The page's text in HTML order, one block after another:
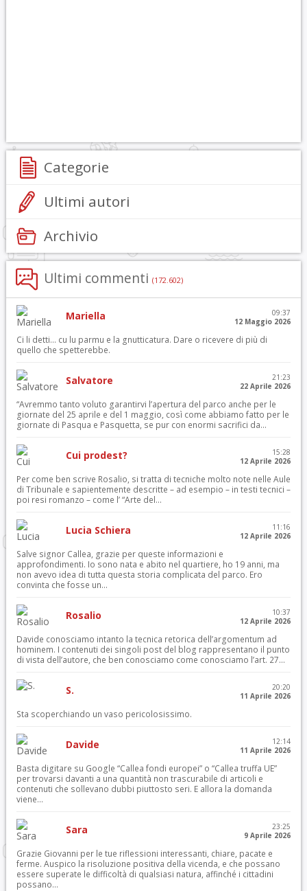
Categorie
Ultimi autori
Archivio
Ultimi commenti (172.602)
Mariella
09:37
12 Maggio 2026
Ci li detti… cu lu parmu e la gnutticatura. Dare o ricevere di più di
quello che spetterebbe.
Salvatore
21:23
22 Aprile 2026
“Avremmo tanto voluto garantirvi l’apertura del parco anche per le
giornate del 25 aprile e del 1 maggio, così come abbiamo fatto per le
giornate di Pasqua e Pasquetta, se pur con enormi sacrifici da...
Cui prodest?
15:28
12 Aprile 2026
Per come ben scrive Rosalio, si tratta di tecniche molto note nelle Aule
di Tribunale e sapientemente descritte – ad esempio – in testi tecnici –
poi resi romanzo – come l’ “Arte del...
Lucia Schiera
11:16
12 Aprile 2026
Salve signor Callea, grazie per queste informazioni e
approfondimenti. Io sono nata e abito nel quartiere, ho 19 anni, ma
non avevo idea di tutta questa storia complicata del parco. Ero
convinta che fosse un...
Rosalio
10:37
12 Aprile 2026
Davide conosciamo intanto la tecnica retorica dell’argomentum ad
hominem. I contenuti dei singoli post del blog rappresentano il punto
di vista dell’autore, che ben conosciamo come conosciamo l’art. 27...
S.
20:20
11 Aprile 2026
Sta scoperchiando un vaso pericolosissimo.
Davide
12:14
11 Aprile 2026
Basta digitare su Google “Callea fondi europei” o “Callea truffa UE”
per trovarsi davanti a una quantità non trascurabile di articoli e
contenuti che sollevano dubbi piuttosto seri. E allora la domanda
viene...
Sara
23:25
9 Aprile 2026
Grazie Giovanni per le tue riflessioni interessanti, chiare, pacate e
ferme. Auspico la risoluzione positiva della vicenda, e che possano
essere superate le difficoltà di qualsiasi natura, affinché i cittadini
possano...